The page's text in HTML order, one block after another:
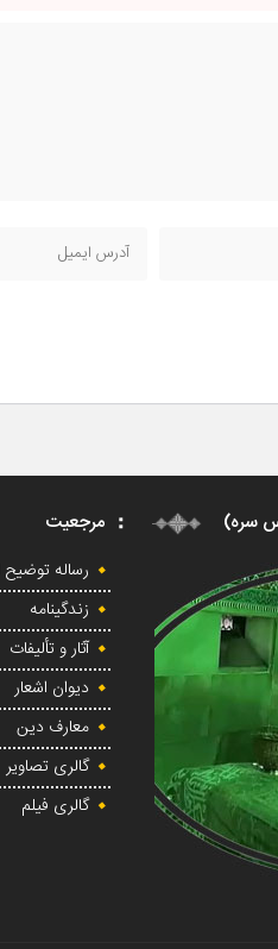
سره) مرجعیت
رساله توضیح
زندگینامه
آثار و تألیفات
دیوان اشعار
معارف دین
گالری تصاویر
گالری فیلم